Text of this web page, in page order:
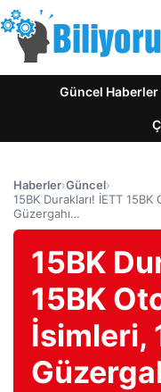
Güncel Haberler
Haberler›Güncel›
15BK Durakları! İETT
Güzergahı…
15BK
15BK
İsimleri,